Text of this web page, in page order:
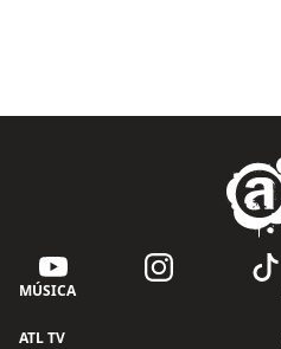
MÚSICA
ATL TV